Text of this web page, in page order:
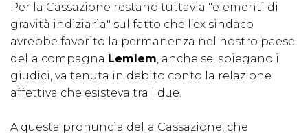
Per la Cassazione restano tuttavia "elementi di
gravità indiziaria" sul fatto che l’ex sindaco
avrebbe favorito la permanenza nel nostro paese
della compagna Lemlem, anche se, spiegano i
giudici, va tenuta in debito conto la relazione
affettiva che esisteva tra i due.
A questa pronuncia della Cassazione, che